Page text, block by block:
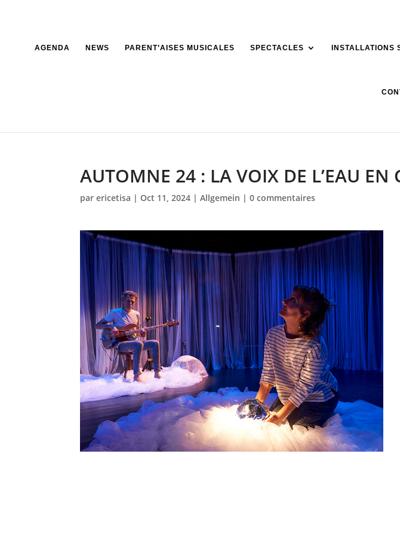
AGENDA NEWS PARENT’AISES MUSICALES SPECTACLES INSTALLATIONS
AUTOMNE 24 : LA VOIX DE L’EAU EN
parericetisa | Oct 11, 2024 |Allgemein |0 commentaires